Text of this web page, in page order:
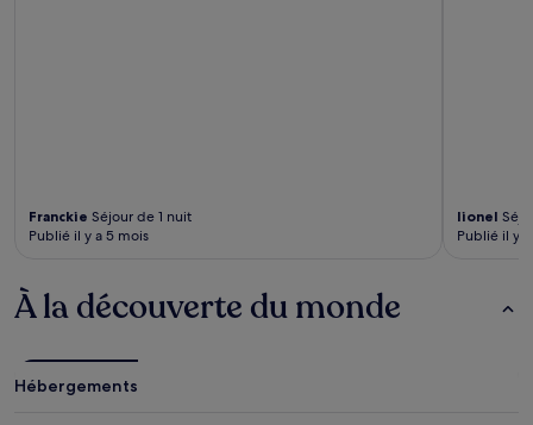
Franckie Séjour de 1 nuit
Publié il y a 5 mois
lionel
Publié il y
À la découverte du monde
Hébergements